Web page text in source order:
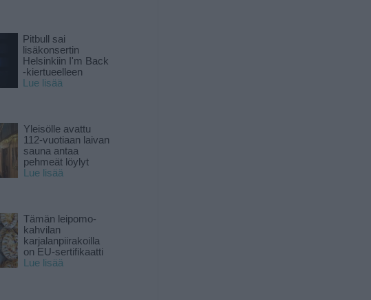
Pitbull sai
lisäkonsertin
Helsinkiin I'm Back
-kiertueelleen
Lue lisää
Yleisölle avattu
112-vuotiaan laivan
sauna antaa
pehmeät löylyt
Lue lisää
Tämän leipomo-
kahvilan
karjalanpiirakoilla
on EU-sertifikaatti
Lue lisää